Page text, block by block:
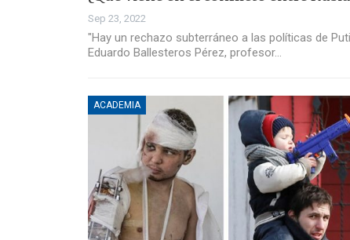
Sep 23, 2022
"Hay un rechazo subterráneo a las políticas de
Eduardo Ballesteros Pérez, profesor…
ACADEMIA